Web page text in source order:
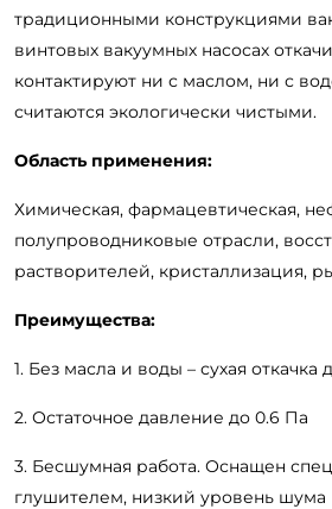
традиционными конструкциями
винтовых вакуумных насосах
контактируют ни с маслом, ни с
считаются экологически чистыми.
Область применения:
Химическая, фармацевтическая,
полупроводниковые отрасли,
растворителей, кристаллизация,
Преимущества:
1. Без масла и воды – сухая откачка
2. Остаточное давление до 0.6 Па
3. Бесшумная работа. Оснащен
глушителем, низкий уровень шума